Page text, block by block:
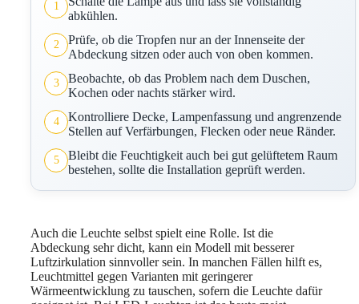
1
abkühlen.
2
Prüfe, ob die Tropfen nur an der Innenseite der
Abdeckung sitzen oder auch von oben kommen.
3
Beobachte, ob das Problem nach dem Duschen,
Kochen oder nachts stärker wird.
4
Kontrolliere Decke, Lampenfassung und angrenzende
Stellen auf Verfärbungen, Flecken oder neue Ränder.
5
Bleibt die Feuchtigkeit auch bei gut gelüftetem Raum
bestehen, sollte die Installation geprüft werden.
Auch die Leuchte selbst spielt eine Rolle. Ist die
Abdeckung sehr dicht, kann ein Modell mit besserer
Luftzirkulation sinnvoller sein. In manchen Fällen hilft es,
Leuchtmittel gegen Varianten mit geringerer
Wärmeentwicklung zu tauschen, sofern die Leuchte dafür